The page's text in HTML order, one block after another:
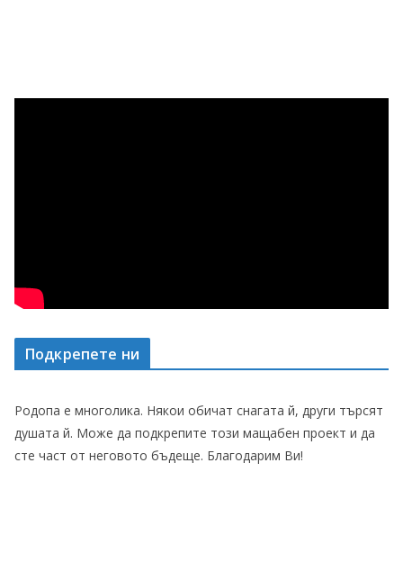
Подкрепете ни
Родопа е многолика. Някои обичат снагата й, други търсят
душата й. Може да подкрепите този мащабен проект и да
сте част от неговото бъдеще. Благодарим Ви!